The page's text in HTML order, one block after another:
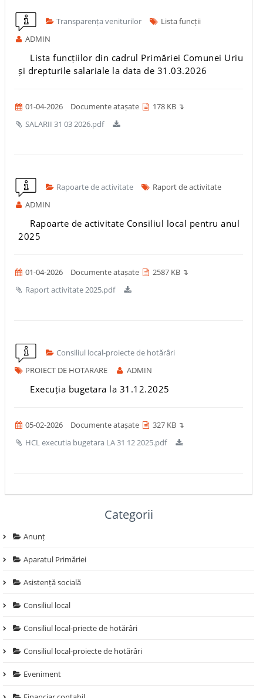
Transparența veniturilor
Lista funcții
ADMIN
Lista funcțiilor din cadrul Primăriei Comunei Uriu
și drepturile salariale la data de 31.03.2026
01-04-2026 Documente atașate
178 KB ↴
SALARII 31 03 2026.pdf
Rapoarte de activitate
Raport de activitate
ADMIN
Rapoarte de activitate Consiliul local pentru anul
2025
01-04-2026 Documente atașate
2587 KB ↴
Raport activitate 2025.pdf
Consiliul local-proiecte de hotărâri
PROIECT DE HOTARARE
ADMIN
Execuția bugetara la 31.12.2025
05-02-2026 Documente atașate
327 KB ↴
HCL executia bugetara LA 31 12 2025.pdf
Categorii
Anunț
Aparatul Primăriei
Asistență socială
Consiliul local
Consiliul local-priecte de hotărâri
Consiliul local-proiecte de hotărâri
Eveniment